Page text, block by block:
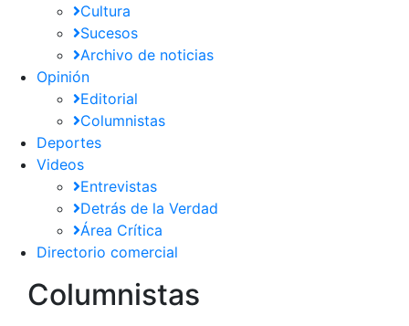
Cultura
Sucesos
Archivo de noticias
Opinión
Editorial
Columnistas
Deportes
Videos
Entrevistas
Detrás de la Verdad
Área Crítica
Directorio comercial
Columnistas